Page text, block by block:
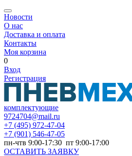
Новости
О нас
Доставка и оплата
Контакты
Моя корзина
0
Вход
Регистрация
комплектующие
9724704@mail.ru
+7 (495) 972-47-04
+7 (901) 546-47-05
пн-чтв 9:00-17:30 пт 9:00-17:00
ОСТАВИТЬ ЗАЯВКУ